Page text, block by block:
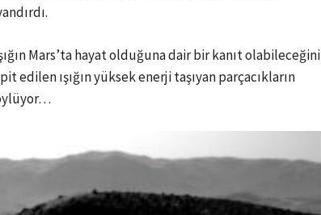
Mars’ta hayat olduğuna dair bir kanıt olabileceğini
edilen ışığın yüksek enerji taşıyan parçacıkların